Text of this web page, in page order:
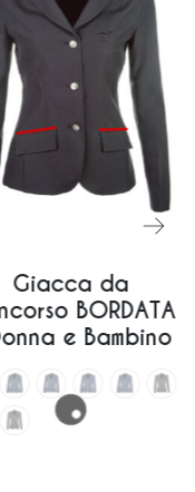
Giacca da
BORDATA
e Bambino